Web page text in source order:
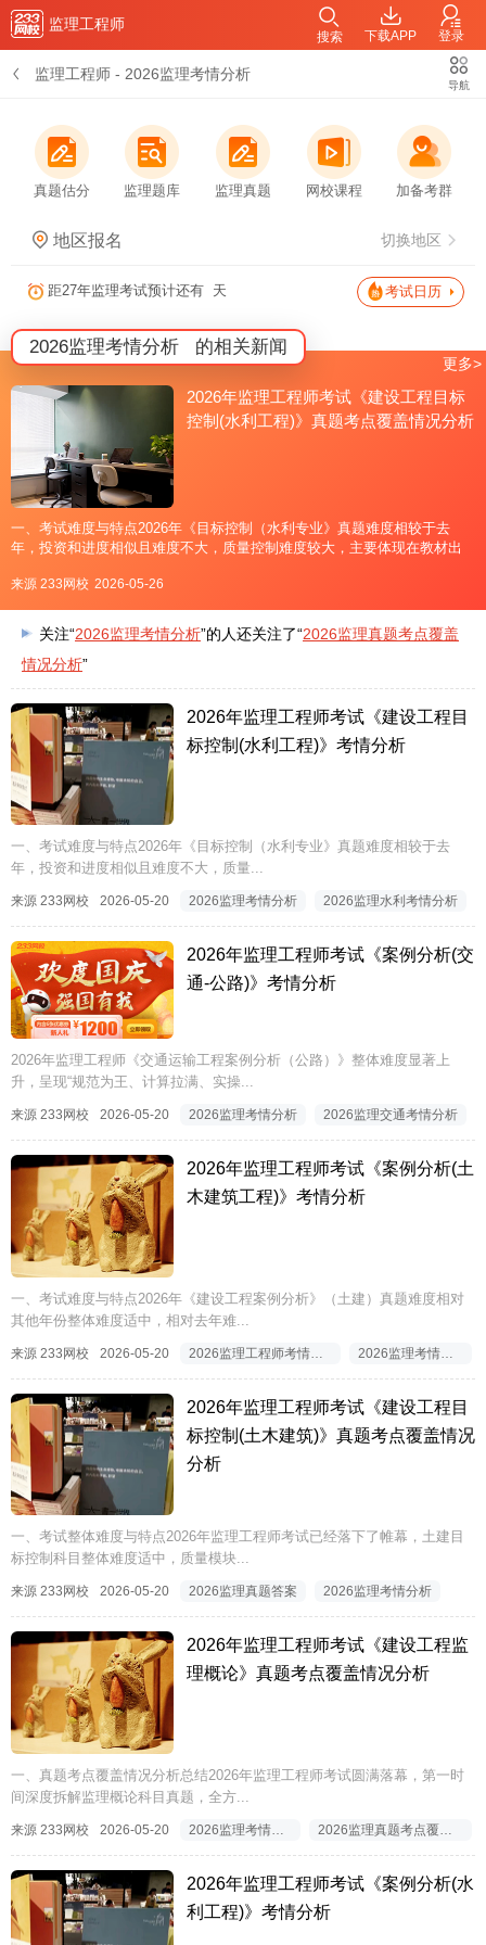
监理工程师
下载APP 登录
搜索
监理工程师 - 2026监理考情分析
导航
真题估分 监理题库 监理真题 网校课程 加备考群
地区报名 切换地区
距27年监理考试预计还有 天 考试日历
2026监理考情分析 的相关新闻
2026年监理工程师考试《建设工程目标
控制(水利工程)》真题考点覆盖情况分析
一、考试难度与特点2026年《目标控制（水利专业》真题难度相较于去
年，投资和进度相似且难度不大，质量控制难度较大，主要体现在教材出
表格细节考点繁琐，故整体难度高于预期。整体常规热门考点居多，特别
来源 233网校 2026-05-26
更多>
关注“2026监理考情分析”的人还关注了“2026监理真题考点覆盖
情况分析”
2026年监理工程师考试《建设工程目
标控制(水利工程)》考情分析
一、考试难度与特点2026年《目标控制（水利专业》真题难度相较于去
年，投资和进度相似且难度不大，质量...
来源 233网校 2026-05-20 2026监理考情分析 2026监理水利考情分析
2026年监理工程师考试《案例分析(交
通-公路)》考情分析
2026年监理工程师《交通运输工程案例分析（公路）》整体难度显著上
升，呈现“规范为王、计算拉满、实操...
来源 233网校 2026-05-20 2026监理考情分析 2026监理交通考情分析
2026年监理工程师考试《案例分析(土
木建筑工程)》考情分析
一、考试难度与特点2026年《建设工程案例分析》（土建）真题难度相对
其他年份整体难度适中，相对去年难...
来源 233网校 2026-05-20
2026年监理工程师考试《建设工程目
标控制(土木建筑)》真题考点覆盖情况
分析
一、考试整体难度与特点2026年监理工程师考试已经落下了帷幕，土建目
标控制科目整体难度适中，质量模块...
来源 233网校 2026-05-20 2026监理真题答案 2026监理考情分析
2026年监理工程师考试《建设工程监
理概论》真题考点覆盖情况分析
一、真题考点覆盖情况分析总结2026年监理工程师考试圆满落幕，第一时
间深度拆解监理概论科目真题，全方...
来源 233网校 2026-05-20 2026监理真题考点覆盖情况
2026年监理工程师考试《案例分析(水
利工程)》考情分析